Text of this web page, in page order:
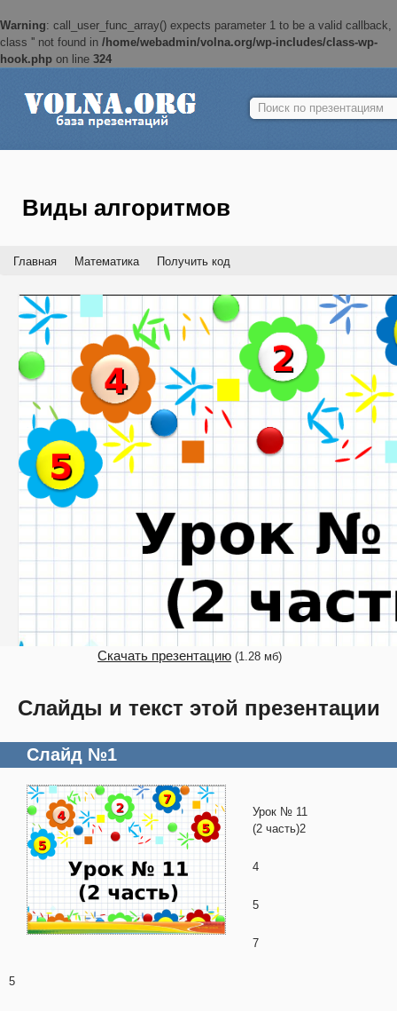
Warning: call_user_func_array() expects parameter 1 to be a valid callback,
class '' not found in /home/webadmin/volna.org/wp-includes/class-wp-
hook.php on line 324
Найти:
Виды алгоритмов
Главная Математика Получить код
Скачать презентацию (1.28 мб)
Слайды и текст этой презентации
Слайд №1
Урок № 11
(2 часть)2
4
5
7
5